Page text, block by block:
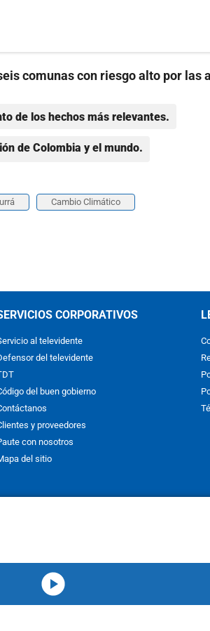
comunas con riesgo alto por las
de los hechos más relevantes.
de Colombia y el mundo.
Cambio Climático
CORPORATIVOS
al televidente
del televidente
del buen gobierno
y proveedores
con nosotros
del sitio
total o parcial, así como su traducción a
without written permission is prohibited. All